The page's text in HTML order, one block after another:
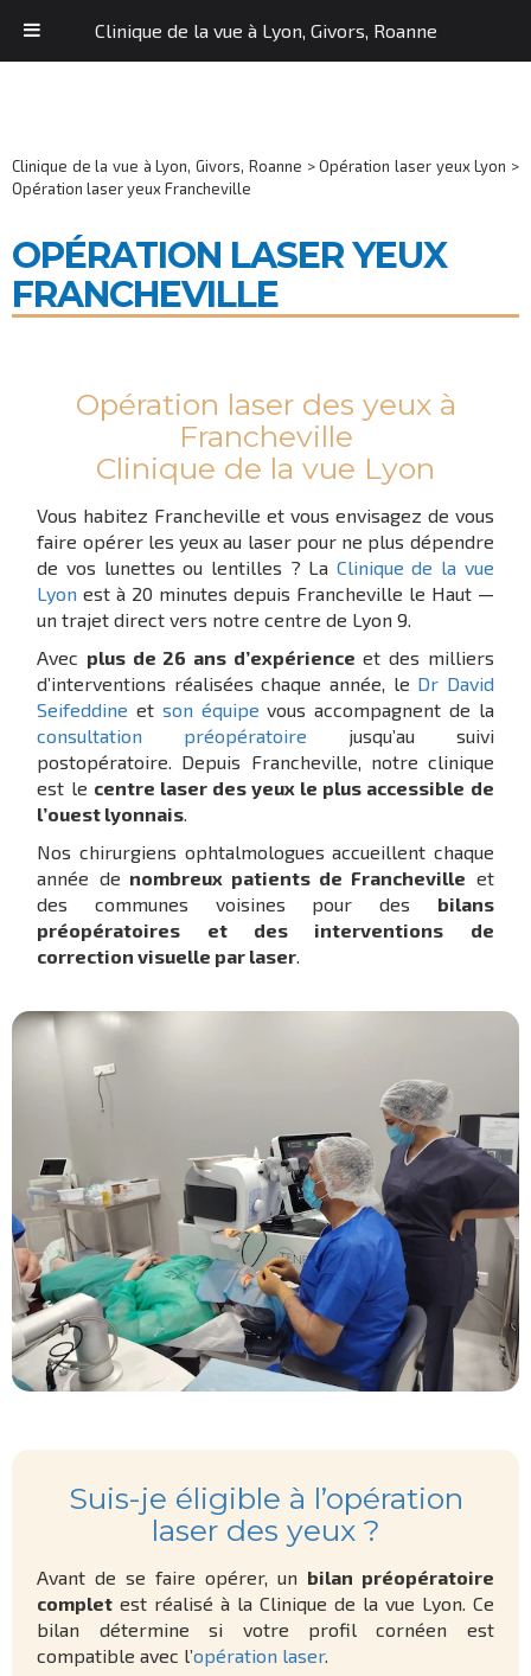
Clinique de la vue à Lyon, Givors, Roanne >Opération laser yeux Lyon >
Opération laser yeux Francheville
OPÉRATION LASER YEUX
FRANCHEVILLE
Opération laser des yeux à
Francheville
Clinique de la vue Lyon
Vous habitez Francheville et vous envisagez de vous
faire opérer les yeux au laser pour ne plus dépendre
de vos lunettes ou lentilles ? La Clinique de la vue
Lyon est à 20 minutes depuis Francheville le Haut —
un trajet direct vers notre centre de Lyon 9.
Avec plus de 26 ans d’expérience et des milliers
d’interventions réalisées chaque année, le Dr David
Seifeddine et son équipe vous accompagnent de la
consultation préopératoire jusqu’au suivi
postopératoire. Depuis Francheville, notre clinique
est le centre laser des yeux le plus accessible de
l’ouest lyonnais.
Nos chirurgiens ophtalmologues accueillent chaque
année de nombreux patients de Francheville et
des communes voisines pour des bilans
préopératoires et des interventions de
correction visuelle par laser.
Suis-je éligible à l’opération
laser des yeux ?
Avant de se faire opérer, un bilan préopératoire
complet est réalisé à la Clinique de la vue Lyon. Ce
bilan détermine si votre profil cornéen est
compatible avec l’opération laser.
Clinique de la vue à Lyon, Givors, Roanne